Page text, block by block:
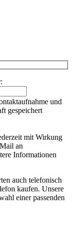
und
gespeichert
mit Wirkung
an
Informationen
auch telefonisch
kaufen. Unsere
einer passenden